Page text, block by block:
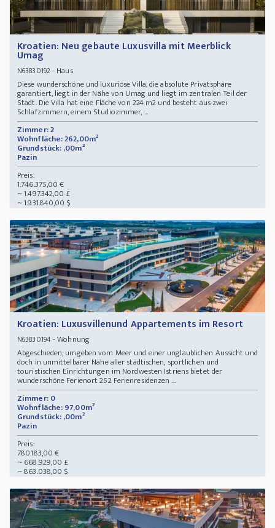
Kroatien: Neu gebaute Luxusvilla mit Meerblick
Umag
N63830192- Haus
Diese wunderschöne und luxuriöse Villa, die absolute Privatsphäre
garantiert, liegt in der Nähe von Umag und liegt im zentralen Teil der
Stadt. Die Villa hat eine Fläche von 224 m2 und besteht aus zwei
Schlafzimmern, einem Studiozimmer, ...
Zimmer: 2
Wohnfläche: 262,00m²
Grundstück: ,00m²
Pazin
Preis:
1.746.375,00 €
~ 1.497.342,00 £
~ 1.931.840,00 $
Kroatien: Luxusvillenund Appartements im Resort
N63830194- Wohnung
Abgeschieden, umgeben vom Meer und einer unglaublichen Aussicht und
doch in unmittelbarer Nähe aller städtischen, sportlichen und
touristischen Einrichtungen im Nordwesten Istriens bietet der
wunderschöne Ferienort 252 Ferienresidenzen ...
Zimmer: 0
Wohnfläche: 97,00m²
Grundstück: ,00m²
Pazin
Preis:
780.183,00 €
~ 668.929,00 £
~ 863.038,00 $